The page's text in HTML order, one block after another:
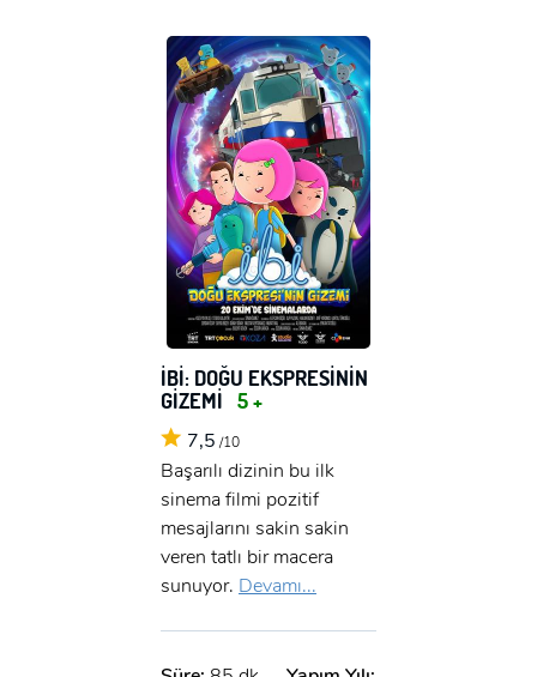
İBİ: DOĞU EKSPRESİNİN
GİZEMİ 5 +
7,5 /10
Başarılı dizinin bu ilk
sinema filmi pozitif
mesajlarını sakin sakin
veren tatlı bir macera
sunuyor. Devamı...